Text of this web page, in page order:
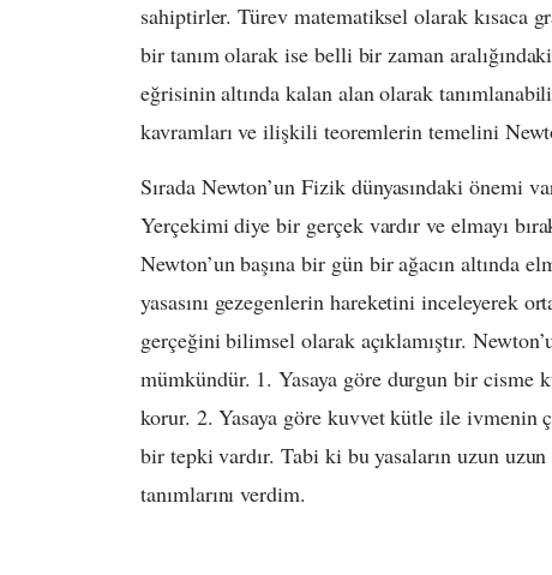
sahiptirler. Türev matematiksel olarak kısaca
bir tanım olarak ise belli bir zaman
eğrisinin altında kalan alan olarak
kavramları ve ilişkili teoremlerin temelini
Sırada Newton’un Fizik dünyasındaki önemi
Yerçekimi diye bir gerçek vardır ve elmayı
Newton’un başına bir gün bir ağacın altında
yasasını gezegenlerin hareketini inceleyerek
gerçeğini bilimsel olarak açıklamıştır.
mümkündür. 1. Yasaya göre durgun bir cisme
korur. 2. Yasaya göre kuvvet kütle ile ivmenin
bir tepki vardır. Tabi ki bu yasaların uzun uzun
tanımlarını verdim.